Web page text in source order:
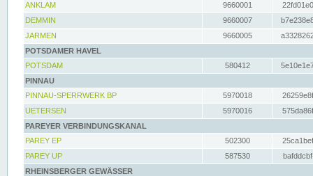
ANKLAM
9660001
DEMMIN
9660007
JARMEN
9660005
POTSDAMER HAVEL
POTSDAM
580412
PINNAU
PINNAU-SPERRWERK BP
5970018
UETERSEN
5970016
PAREYER VERBINDUNGSKANAL
PAREY EP
502300
PAREY UP
587530
RHEINSBERGER GEWÄSSER